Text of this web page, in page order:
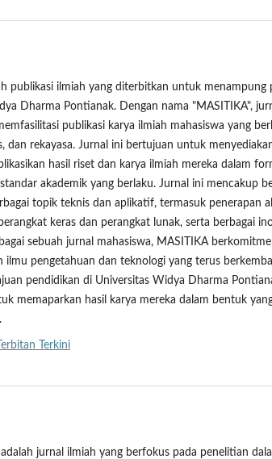
publikasi ilmiah yang diterbitkan untuk menampung
Dharma Pontianak. Dengan nama "MASITIKA",
publikasi karya ilmiah mahasiswa yang
dan rekayasa. Jurnal ini bertujuan untuk
hasil riset dan karya ilmiah mereka dalam
akademik yang berlaku. Jurnal ini mencakup
topik teknis dan aplikatif, termasuk penerapan
keras dan perangkat lunak, serta berbagai
sebuah jurnal mahasiswa, MASITIKA
ilmu pengetahuan dan teknologi yang terus
pendidikan di Universitas Widya Dharma
memaparkan hasil karya mereka dalam bentuk
Terbitan Terkini
adalah jurnal ilmiah yang berfokus pada penelitian